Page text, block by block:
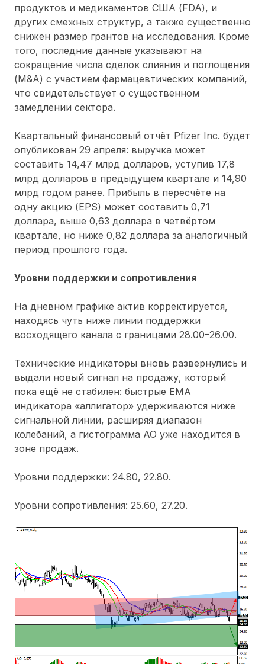
продуктов и медикаментов США (FDA), и
других смежных структур, а также существенно
снижен размер грантов на исследования. Кроме
того, последние данные указывают на
сокращение числа сделок слияния и поглощения
(M&A) с участием фармацевтических компаний,
что свидетельствует о существенном
замедлении сектора.
Квартальный финансовый отчёт Pfizer Inc. будет
опубликован 29 апреля: выручка может
составить 14,47 млрд долларов, уступив 17,8
млрд долларов в предыдущем квартале и 14,90
млрд годом ранее. Прибыль в пересчёте на
одну акцию (EPS) может составить 0,71
доллара, выше 0,63 доллара в четвёртом
квартале, но ниже 0,82 доллара за аналогичный
период прошлого года.
Уровни поддержки и сопротивления
На дневном графике актив корректируется,
находясь чуть ниже линии поддержки
восходящего канала с границами 28.00–26.00.
Технические индикаторы вновь развернулись и
выдали новый сигнал на продажу, который
пока ещё не стабилен: быстрые ЕМА
индикатора «аллигатор» удерживаются ниже
сигнальной линии, расширяя диапазон
колебаний, а гистограмма АО уже находится в
зоне продаж.
Уровни поддержки: 24.80, 22.80.
Уровни сопротивления: 25.60, 27.20.